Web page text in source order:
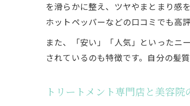
を滑らかに整え、ツヤやまとまり感
ホットペッパーなどの口コミでも高
また、「安い」「人気」といったニ
されているのも特徴です。自分の髪
トリートメント専門店と美容院